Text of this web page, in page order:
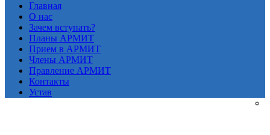
Главная
О нас
Зачем вступать?
Планы АРМИТ
Прием в АРМИТ
Члены АРМИТ
Правление АРМИТ
Контакты
Устав